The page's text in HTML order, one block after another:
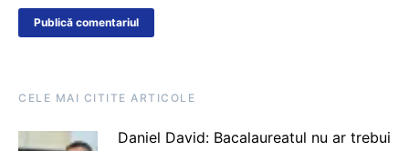
CELE MAI CITITE ARTICOLE
Daniel David: Bacalaureatul nu ar trebui